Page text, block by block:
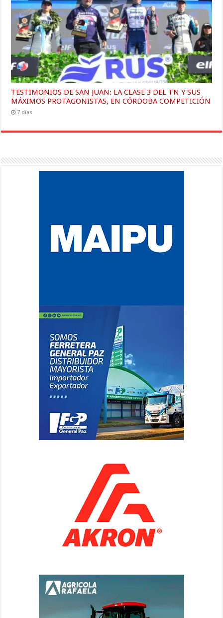
TESTIMONIOS DE SAN JUAN: LA CLASE 3 DEL TN Y SUS
MÁXIMOS PROTAGONISTAS, EN CÓRDOBA COMPETICIÓN
7 días